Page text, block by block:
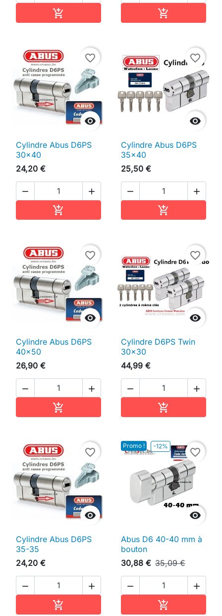
 

favorite_border
Cylindre Abus D6PS
30x40
24,20 €
 


favorite_border
Cylindre Abus D6PS
35x40
25,50 €
 


favorite_border
Cylindre Abus D6PS
40x50
26,90 €
 


favorite_border
Cylindre D6PS Twin
30x30
44,99 €
 


favorite_border
Cylindre Abus D6PS
35-35
24,20 €
 

Promo ! -12%

favorite_border
Abus D6 40-40 mm à
bouton
30,88 € 35,09 €
 
